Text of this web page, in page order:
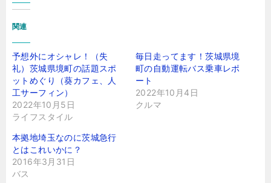
関連
予想外にオシャレ！（失
礼）茨城県境町の話題スポ
ットめぐり（葵カフェ、人
工サーフィン）
2022年10月5日
ライフスタイル
毎日走ってます！茨城県境
町の自動運転バス乗車レポ
ート
2022年10月4日
クルマ
本拠地埼玉なのに茨城急行
とはこれいかに？
2016年3月31日
バス